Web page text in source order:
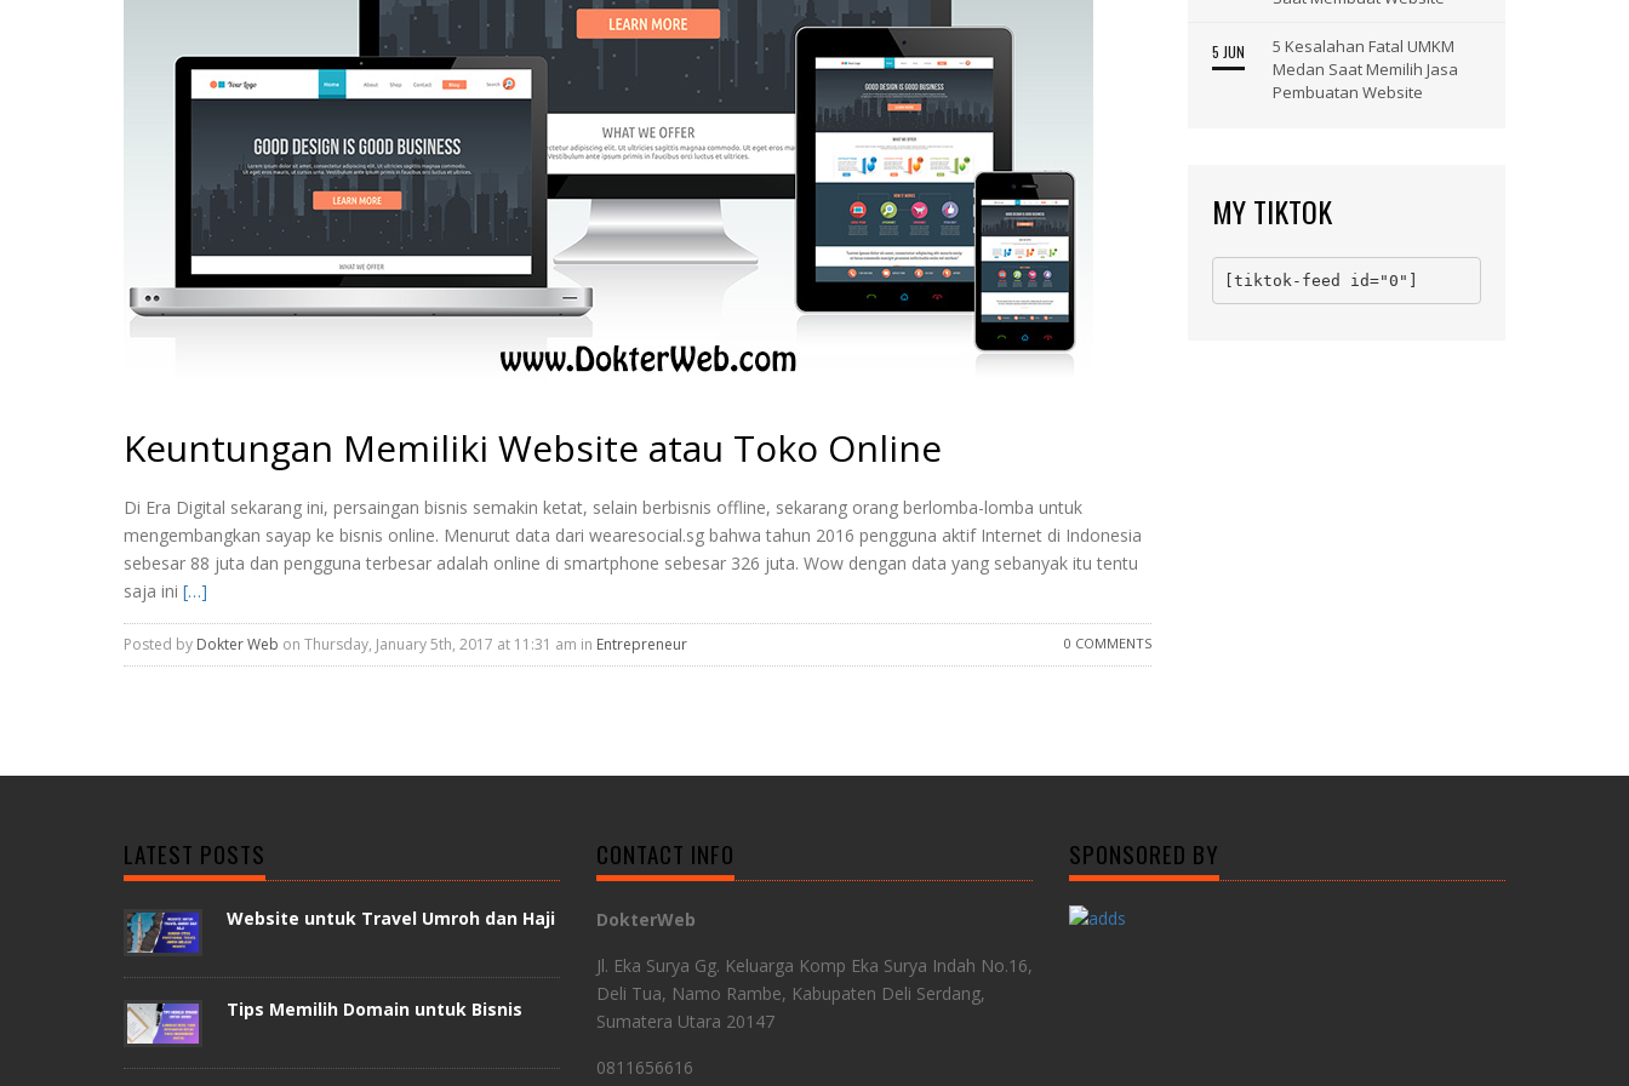
Keuntungan Memiliki Website atau Toko Online
Di Era Digital sekarang ini, persaingan bisnis semakin ketat, selain berbisnis offline, sekarang orang berlomba-lomba untuk
mengembangkan sayap ke bisnis online. Menurut data dari wearesocial.sg bahwa tahun 2016 pengguna aktif Internet di Indonesia
sebesar 88 juta dan pengguna terbesar adalah online di smartphone sebesar 326 juta. Wow dengan data yang sebanyak itu tentu
saja ini […]
0 COMMENTS
Posted by Dokter Web on Thursday, January 5th, 2017 at 11:31 am in Entrepreneur
5 JUN
5 Kesalahan Fatal UMKM
Medan Saat Memilih Jasa
Pembuatan Website
MY TIKTOK
[tiktok-feed id="0"]
LATEST POSTS
Website untuk Travel Umroh dan Haji
Tips Memilih Domain untuk Bisnis
CONTACT INFO
DokterWeb
Jl. Eka Surya Gg. Keluarga Komp Eka Surya Indah No.16,
Deli Tua, Namo Rambe, Kabupaten Deli Serdang,
Sumatera Utara 20147
0811656616
SPONSORED BY